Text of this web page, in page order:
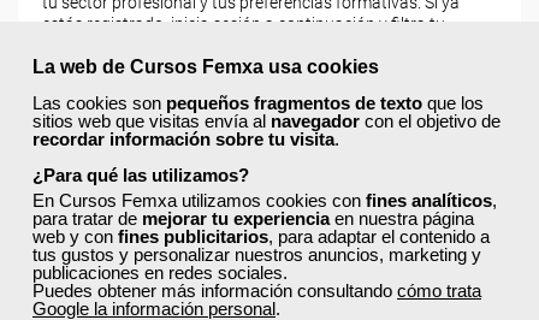
La web de Cursos Femxa usa cookies
Las cookies son pequeños fragmentos de texto que los
sitios web que visitas envía al navegador con el objetivo de
recordar información sobre tu visita.
¿Para qué las utilizamos?
En Cursos Femxa utilizamos cookies con fines analíticos,
para tratar de mejorar tu experienciaen nuestra página
web y con fines publicitarios, para adaptar el contenido a
tus gustos y personalizar nuestros anuncios, marketing y
publicaciones en redes sociales.
Puedes obtener más información consultando cómo trata
Google la información personal.
estás registrado, inicia sesión a continuación y filtra tu
perfil.
Recordarme
Iniciar sesión